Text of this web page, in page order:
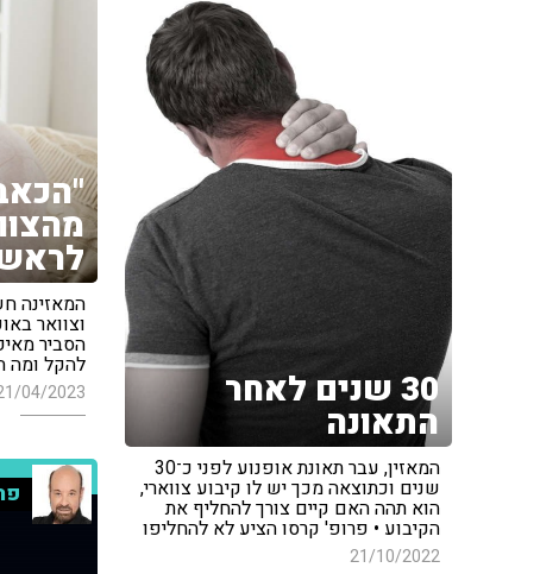
המאזינה
וצוואר
הסביר
להקל ומה
04/2023 30 שנים לאחר
התאונה
המאזין, עבר תאונת אופנוע לפני כ־30
שנים וכתוצאה מכך יש לו קיבוע צווארי,
הוא תהה האם קיים צורך להחליף את
הקיבוע • פרופ' קרסו הציע לא להחליפו
21/10/2022